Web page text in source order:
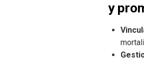
y